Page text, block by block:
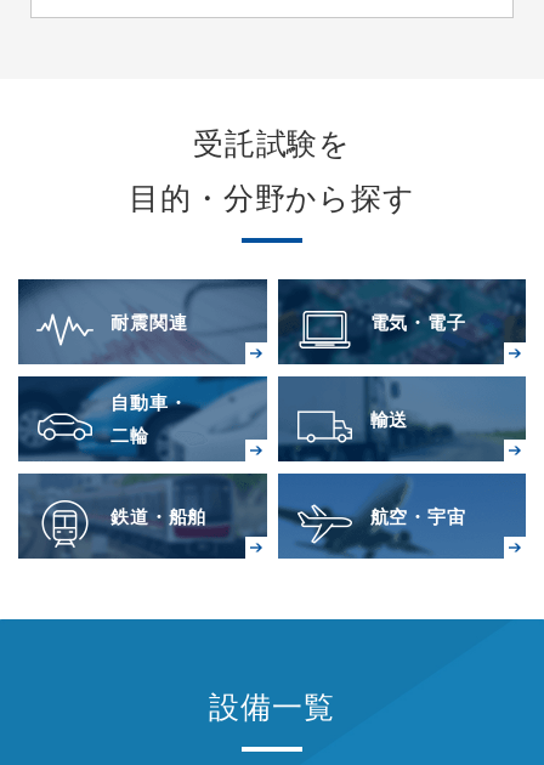
受託試験を
目的・分野から探す
耐震関連 電気・電子
自動車・
二輪
輸送
鉄道・船舶 航空・宇宙
設備一覧